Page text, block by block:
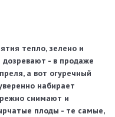
тепло, зелено и
- в продаже
а вот огуречный
набирает
снимают и
плоды - те самые,